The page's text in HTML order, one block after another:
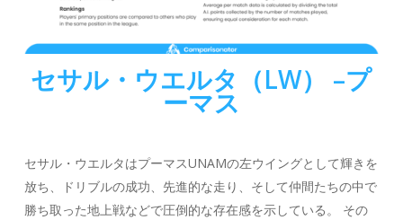
セサル・ウエルタ（LW） –プ
ーマス
セサル・ウエルタはプーマスUNAMの左ウイングとして輝きを
放ち、ドリブルの成功、先進的な走り、そして仲間たちの中で
勝ち取った地上戦などで圧倒的な存在感を示している。 その